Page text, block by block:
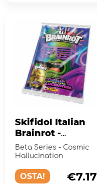
Skifidol Italian
Brainrot -
Cosmic
Hallucination
Beta Series - Cosmic
Hallucination
OSTA! €7.17